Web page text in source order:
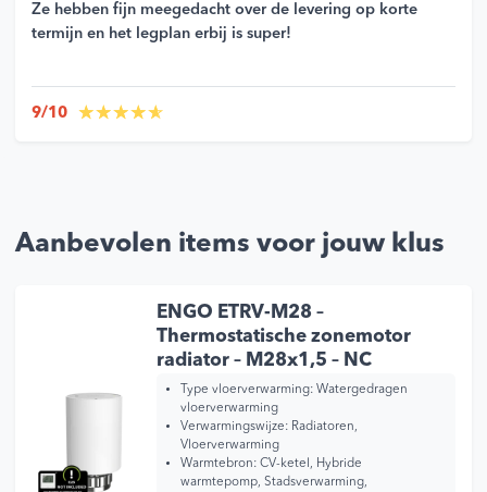
Ze hebben fijn meegedacht over de levering op korte
termijn en het legplan erbij is super!
9/10
Aanbevolen items voor jouw klus
ENGO ETRV-M28 –
Thermostatische zonemotor
radiator – M28x1,5 – NC
Type vloerverwarming: Watergedragen
vloerverwarming
Verwarmingswijze: Radiatoren,
Vloerverwarming
Warmtebron: CV-ketel, Hybride
warmtepomp, Stadsverwarming,